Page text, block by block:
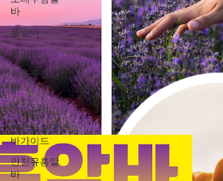
바
룸알바
룸알바
유흥주점알
바
주점알바
인천유흥알
바가이드
인천유흥알
바